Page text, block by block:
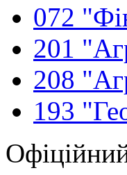
072
201
208
193